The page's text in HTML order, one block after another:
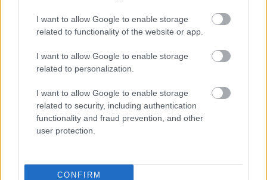
I want to allow Google to enable storage
related to functionality of the website or app.
I want to allow Google to enable storage
related to personalization.
I want to allow Google to enable storage
related to security, including authentication
functionality and fraud prevention, and other
user protection.
CONFIRM